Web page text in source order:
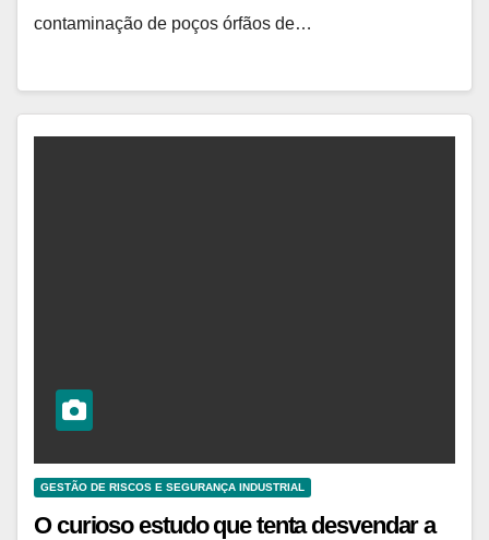
contaminação de poços órfãos de…
GESTÃO DE RISCOS E SEGURANÇA INDUSTRIAL
O curioso estudo que tenta desvendar a